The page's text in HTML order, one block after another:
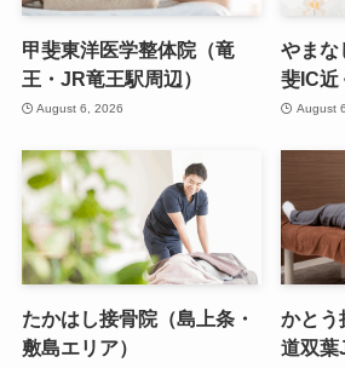
甲斐東洋医学整体院（竜
王・JR竜王駅周辺）
August 6, 2026
やまな
斐IC近
August
たかはし接骨院（島上条・
敷島エリア）
かとう
道双葉